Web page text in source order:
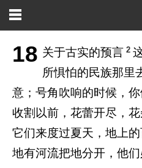
18 关于古实的预言 2
所惧怕的民族那里
意；号角吹响的时候，你
收割以前，花蕾开尽，
它们来度过夏天，地上
地有河流把地分开，他